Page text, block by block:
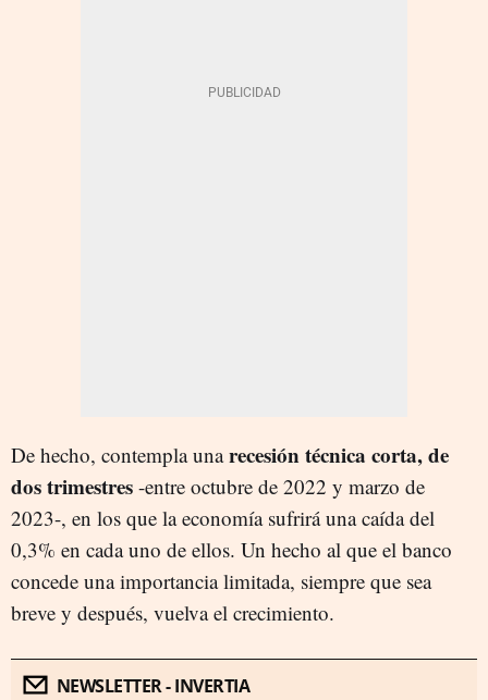
De hecho, contempla unarecesión técnica corta, de
dos trimestres -entre octubre de 2022 y marzo de
2023-, en los que la economía sufrirá una caída del
0,3% en cada uno de ellos. Un hecho al que el banco
concede una importancia limitada, siempre que sea
breve y después, vuelva el crecimiento.
NEWSLETTER - INVERTIA